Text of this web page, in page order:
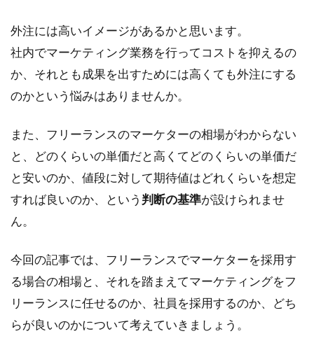
外注には高いイメージがあるかと思います。
社内でマーケティング業務を行ってコストを抑えるの
か、それとも成果を出すためには高くても外注にする
のかという悩みはありませんか。
また、フリーランスのマーケターの相場がわからない
と、どのくらいの単価だと高くてどのくらいの単価だ
と安いのか、値段に対して期待値はどれくらいを想定
すれば良いのか、という 判断の基準が設けられませ
ん。
今回の記事では、フリーランスでマーケターを採用す
る場合の相場と、それを踏まえてマーケティングをフ
リーランスに任せるのか、社員を採用するのか、どち
らが良いのかについて考えていきましょう。